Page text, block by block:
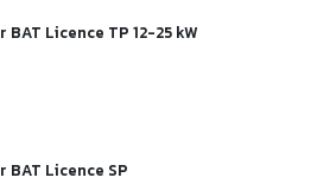
BAT Licence TP 12-25 kW
BAT Licence SP